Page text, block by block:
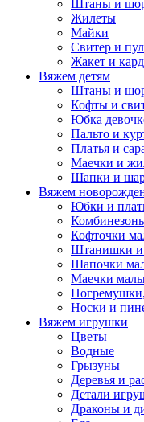
Штаны и
Жилеты
Майки
Свитер и
Жакет и
Вяжем детям
Штаны и
Кофты и
Юбка
Пальто и
Платья и
Маечки и
Шапки и
Вяжем
Юбки и
Кофточки
Штанишки и
Шапочки
Маечки
Носки и
Вяжем игрушки
Цветы
Водные
Грызуны
Деревья и
Детали
Драконы и